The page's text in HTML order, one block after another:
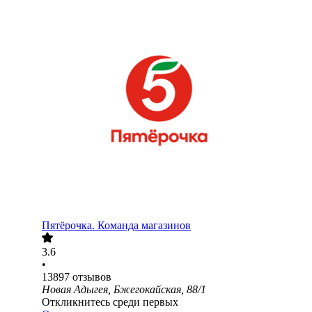
Пятёрочка. Команда магазинов
3.6
•
13897 отзывов
Новая Адыгея, Бжегокайская, 88/1
Откликнитесь среди первых